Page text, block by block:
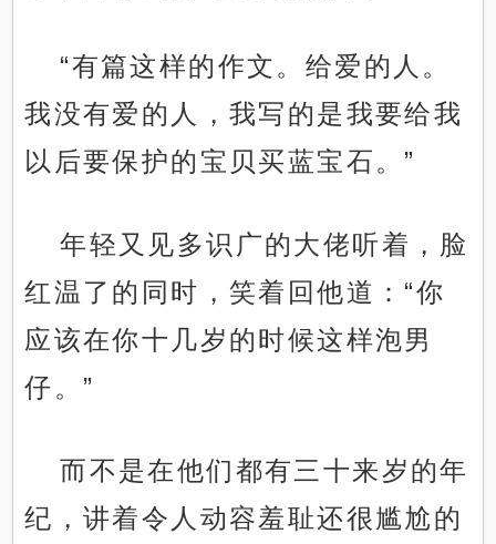
“有篇这样的作文。给爱的人。
我没有爱的人，我写的是我要给我
以后要保护的宝贝买蓝宝石。”
年轻又见多识广的大佬听着，脸
红温了的同时，笑着回他道：“你
应该在你十几岁的时候这样泡男
仔。”
而不是在他们都有三十来岁的年
纪，讲着令人动容羞耻还很尴尬的